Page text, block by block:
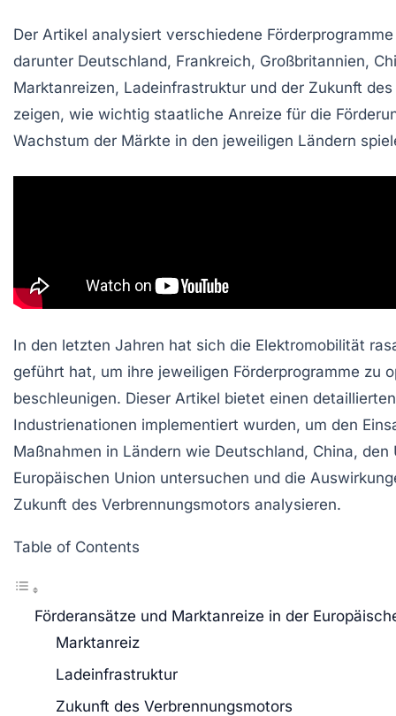
Der Artikel analysiert verschiedene Förderprogramme
darunter Deutschland, Frankreich, Großbritannien,
Marktanreizen, Ladeinfrastruktur und der Zukunft
zeigen, wie wichtig staatliche Anreize für die
Wachstum der Märkte in den jeweiligen Ländern
In den letzten Jahren hat sich die Elektromobilität
geführt hat, um ihre jeweiligen Förderprogramme zu
beschleunigen. Dieser Artikel bietet einen
Industrienationen implementiert wurden, um den
Maßnahmen in Ländern wie Deutschland, China,
Europäischen Union untersuchen und die
Zukunft des Verbrennungsmotors analysieren.
Table of Contents
Förderansätze und Marktanreize in der
Marktanreiz
Ladeinfrastruktur
Zukunft des Verbrennungsmotors